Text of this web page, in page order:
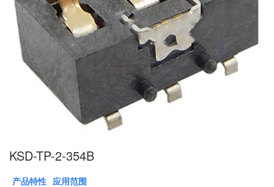
KSD-TP-2-354B
产品特性 应用范围